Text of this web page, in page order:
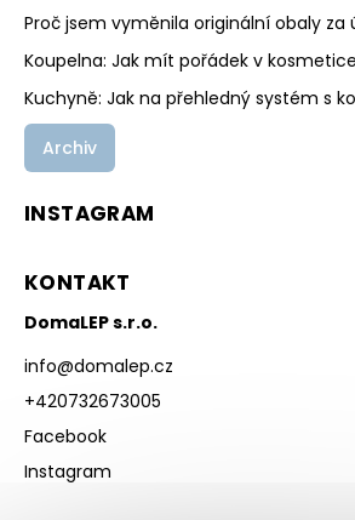
Proč jsem vyměnila originální obaly za
Koupelna: Jak mít pořádek v
Kuchyně: Jak na přehledný systém s
Archiv
INSTAGRAM
KONTAKT
DomaLEP s.r.o.
info@domalep.cz
+420732673005
Facebook
Instagram